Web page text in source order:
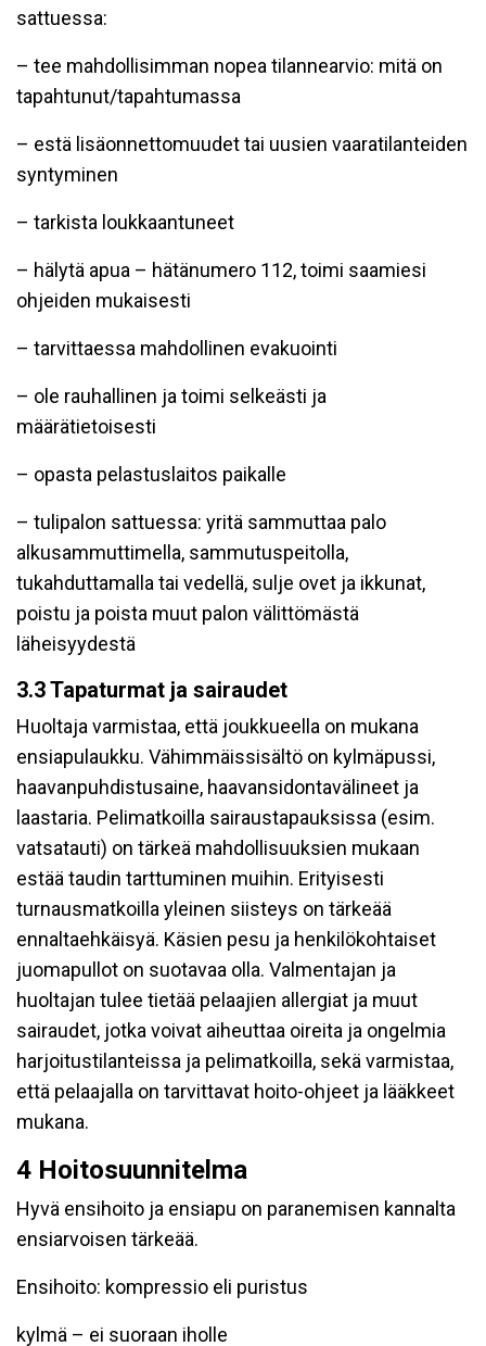
sattuessa:
– tee mahdollisimman nopea tilannearvio: mitä on
tapahtunut/tapahtumassa
– estä lisäonnettomuudet tai uusien vaaratilanteiden
syntyminen
– tarkista loukkaantuneet
– hälytä apua – hätänumero 112, toimi saamiesi
ohjeiden mukaisesti
– tarvittaessa mahdollinen evakuointi
– ole rauhallinen ja toimi selkeästi ja
määrätietoisesti
– opasta pelastuslaitos paikalle
– tulipalon sattuessa: yritä sammuttaa palo
alkusammuttimella, sammutuspeitolla,
tukahduttamalla tai vedellä, sulje ovet ja ikkunat,
poistu ja poista muut palon välittömästä
läheisyydestä
3.3 Tapaturmat ja sairaudet
Huoltaja varmistaa, että joukkueella on mukana
ensiapulaukku. Vähimmäissisältö on kylmäpussi,
haavanpuhdistusaine, haavansidontavälineet ja
laastaria. Pelimatkoilla sairaustapauksissa (esim.
vatsatauti) on tärkeä mahdollisuuksien mukaan
estää taudin tarttuminen muihin. Erityisesti
turnausmatkoilla yleinen siisteys on tärkeää
ennaltaehkäisyä. Käsien pesu ja henkilökohtaiset
juomapullot on suotavaa olla. Valmentajan ja
huoltajan tulee tietää pelaajien allergiat ja muut
sairaudet, jotka voivat aiheuttaa oireita ja ongelmia
harjoitustilanteissa ja pelimatkoilla, sekä varmistaa,
että pelaajalla on tarvittavat hoito-ohjeet ja lääkkeet
mukana.
4 Hoitosuunnitelma
Hyvä ensihoito ja ensiapu on paranemisen kannalta
ensiarvoisen tärkeää.
Ensihoito: kompressio eli puristus
kylmä – ei suoraan iholle